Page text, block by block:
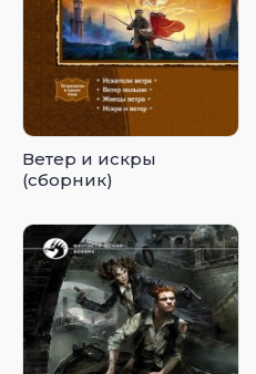
Ветер и искры
(сборник)